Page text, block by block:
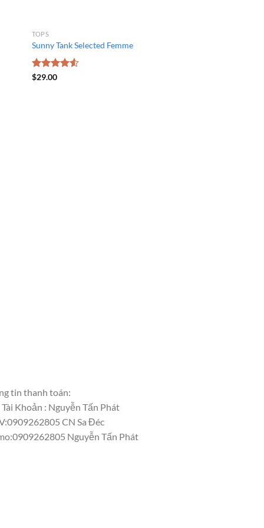
TOPS
Sunny Tank Selected Femme
Được xếp
$29.00
tin thanh toán:
Khoản : Nguyễn Tấn Phát
CN Sa Đéc
Nguyễn Tấn Phát